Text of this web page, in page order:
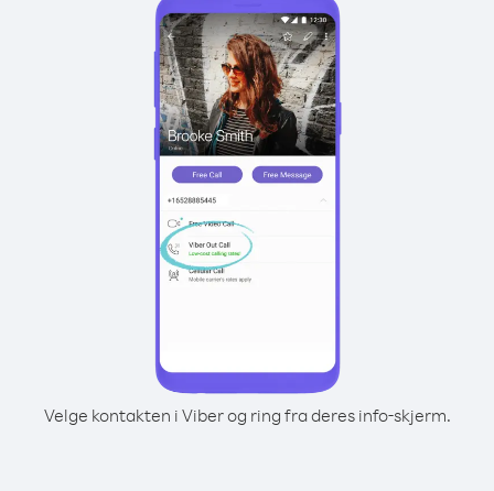
Velge kontakten i Viber og ring fra deres info-skjerm.